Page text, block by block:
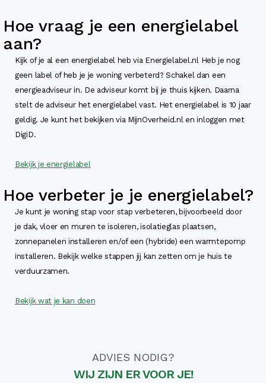
Hoe vraag je een energielabel
aan?
Kijk of je al een energielabel heb via Energielabel.nl Heb je nog
geen label of heb je je woning verbeterd? Schakel dan een
energieadviseur in. De adviseur komt bij je thuis kijken. Daarna
stelt de adviseur het energielabel vast. Het energielabel is 10 jaar
geldig. Je kunt het bekijken via MijnOverheid.nl en inloggen met
DigiD.
Bekijk je energielabel
Hoe verbeter je je energielabel?
Je kunt je woning stap voor stap verbeteren, bijvoorbeeld door
je dak, vloer en muren te isoleren, isolatieglas plaatsen,
zonnepanelen installeren en/of een (hybride) een warmtepomp
installeren. Bekijk welke stappen jij kan zetten om je huis te
verduurzamen.
Bekijk wat je kan doen
ADVIES NODIG?
WIJ ZIJN ER VOOR JE!